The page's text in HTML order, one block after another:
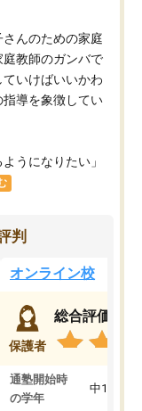
んのための家庭
教師のガンバで
いけばいいかわ
導を象徴してい
うになりたい」
判
オンライン校
保護者
総合評価
通塾開始時
の学年
中1